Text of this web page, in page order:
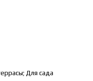
Для сада